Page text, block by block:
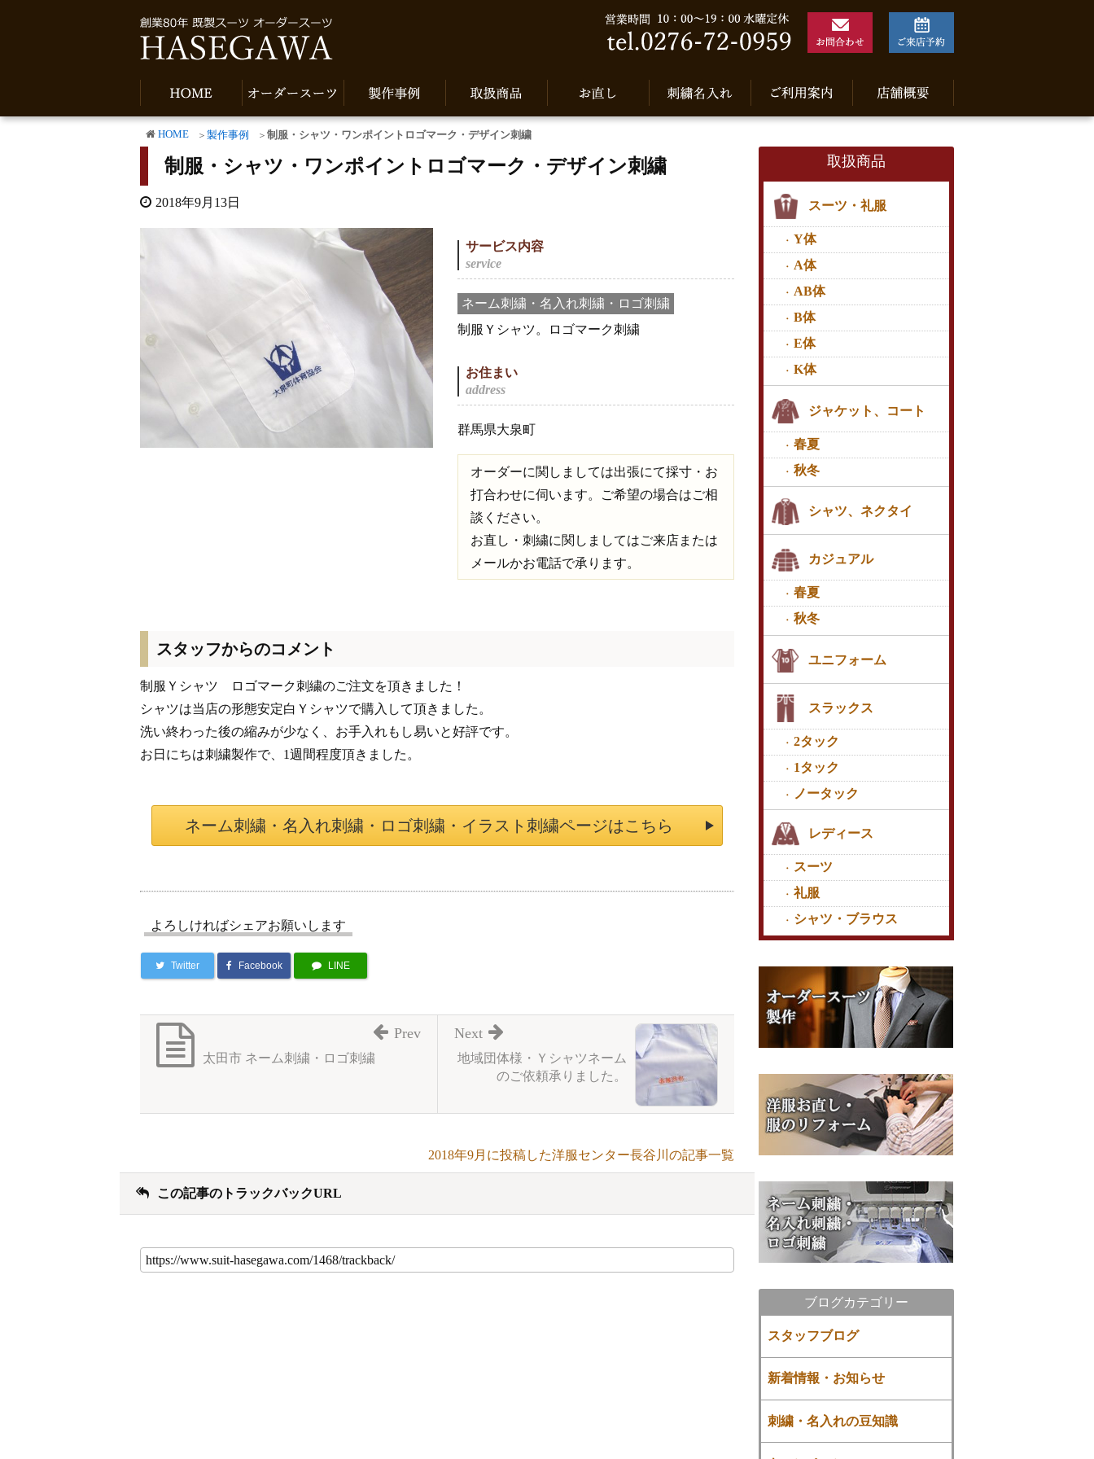
HOME 製作事例 制服・シャツ・ワンポイントロゴマーク・デザイン刺繍
制服・シャツ・ワンポイントロゴマーク・デザイン刺繍
2018年9月13日
サービス内容
ネーム刺繍・名入れ刺繍・ロゴ刺繍
制服Ｙシャツ。ロゴマーク刺繍
お住まい
群馬県大泉町
オーダーに関しましては出張にて採寸・お
打合わせに伺います。ご希望の場合はご相
談ください。
お直し・刺繍に関しましてはご来店または
メールかお電話で承ります。
スタッフからのコメント
制服Ｙシャツ ロゴマーク刺繍のご注文を頂きました！
シャツは当店の形態安定白Ｙシャツで購入して頂きました。
洗い終わった後の縮みが少なく、お手入れもし易いと好評です。
お日にちは刺繍製作で、1週間程度頂きました。
ネーム刺繍・名入れ刺繍・ロゴ刺繍・イラスト刺繍ページはこちら
よろしければシェアお願いします
Twitter Facebook LINE
地域団体様・Ｙシャツネーム
のご依頼承りました。
Next
太田市 ネーム刺繍・ロゴ刺繍
Prev
2018年9月に投稿した洋服センター長谷川の記事一覧
この記事のトラックバックURL
取扱商品
スーツ・礼服
Y体
A体
AB体
B体
E体
K体
ジャケット、コート
春夏
秋冬
シャツ、ネクタイ
カジュアル
春夏
秋冬
ユニフォーム
スラックス
2タック
1タック
ノータック
レディース
スーツ
礼服
シャツ・ブラウス
ブログカテゴリー
スタッフブログ
新着情報・お知らせ
刺繍・名入れの豆知識